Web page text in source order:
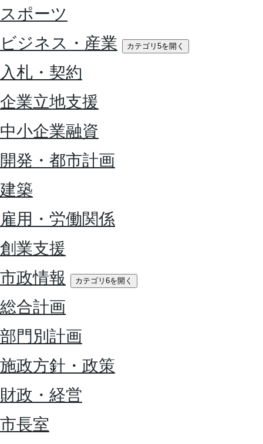
スポーツ
ビジネス・産業
カテゴリ5を開く
入札・契約
企業立地支援
中小企業融資
開発・都市計画
建築
雇用・労働関係
創業支援
市政情報
カテゴリ6を開く
総合計画
部門別計画
施政方針・政策
財政・経営
市長室